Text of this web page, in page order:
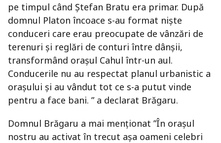
pe timpul când Ștefan Bratu era primar. După
domnul Platon încoace s-au format niște
conduceri care erau preocupate de vânzări de
terenuri și reglări de conturi între dânșii,
transformând orașul Cahul într-un aul.
Conducerile nu au respectat planul urbanistic a
orașului și au vândut tot ce s-a putut vinde
pentru a face bani. ” a declarat Brăgaru.
Domnul Brăgaru a mai menționat ”În orașul
nostru au activat în trecut așa oameni celebri